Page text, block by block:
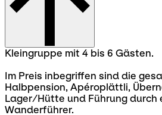
Kleingruppe mit 4 bis 6 Gästen.
Im Preis inbegriffen sind die
Halbpension, Apéroplättli,
Lager/Hütte und Führung durch
Wanderführer.